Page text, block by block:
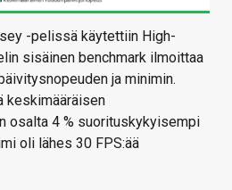
-pelissä käytettiin High-
sisäinen benchmark ilmoittaa
ja minimin.
keskimääräisen
osalta 4 % suorituskykyisempi
oli lähes 30 FPS:ää